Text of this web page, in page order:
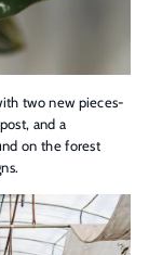
two new pieces-
and a
on the forest